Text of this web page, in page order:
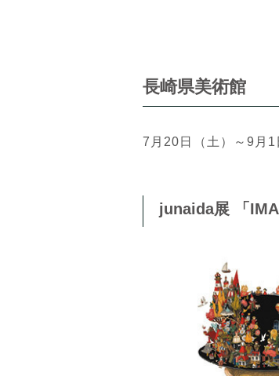
長崎県美術館
7月20日（土）～9月1
junaida展 「